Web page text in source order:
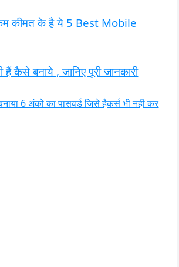
कीमत के है ये 5 Best Mobile
हैं कैसे बनाये , जानिए पूरी जानकारी
6 अंको का पासवर्ड जिसे हैकर्स भी नही कर